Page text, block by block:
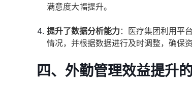
满意度大幅提升。
提升了数据分析能力：医疗集团利用平
情况，并根据数据进行及时调整，确保
四、外勤管理效益提升